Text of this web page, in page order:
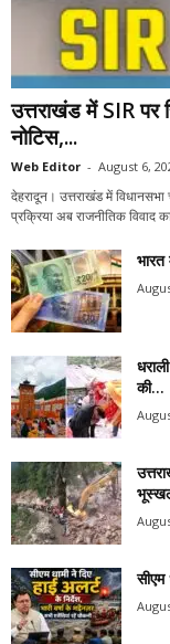
उत्तराखंड में SIR
नोटिस,...
Web Editor - August 6,
देहरादून। उत्तराखंड में
प्रक्रिया अब राजनीतिक विवाद
की...
सीएम